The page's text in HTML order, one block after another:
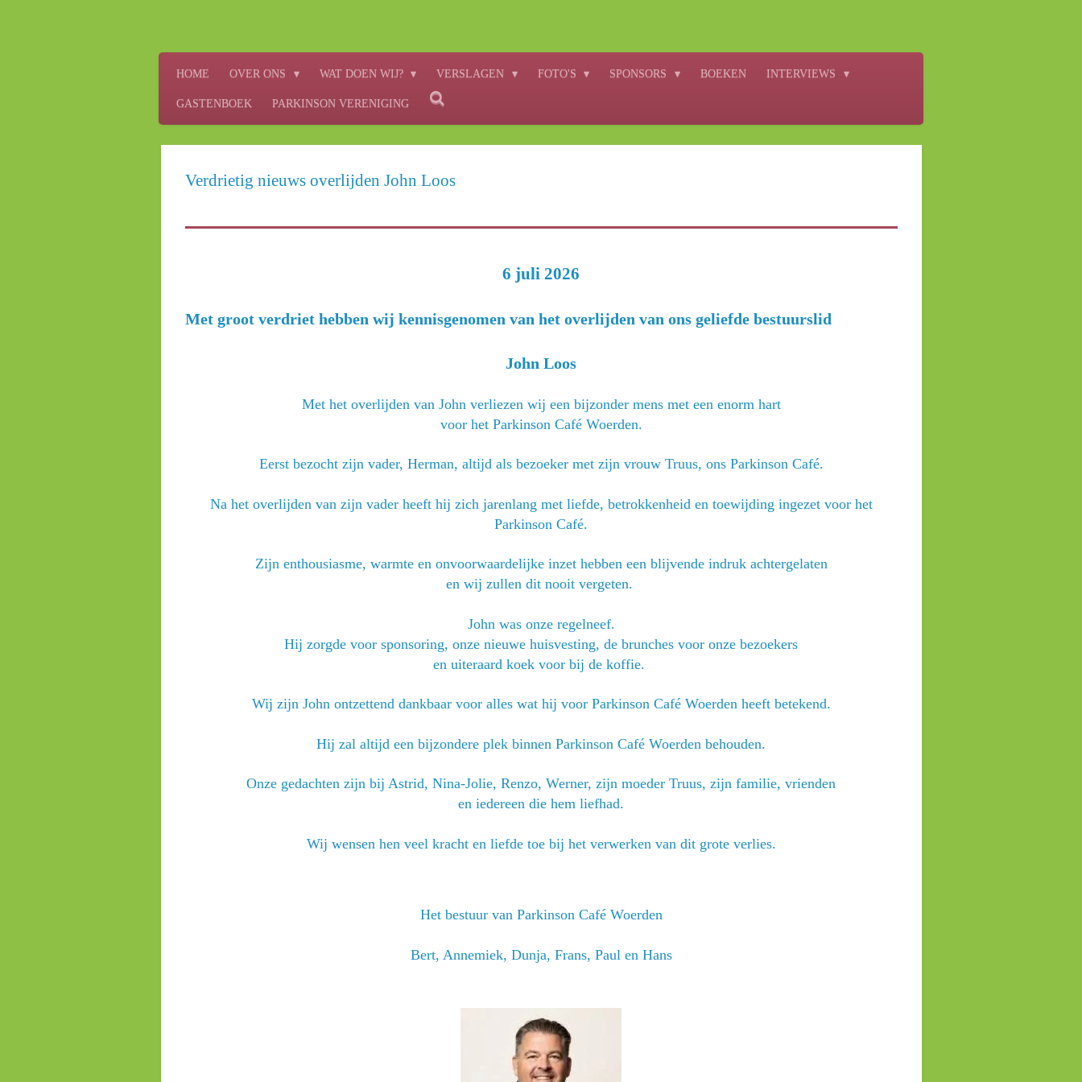
HOME OVER ONS WAT DOEN WIJ? VERSLAGEN FOTO'S SPONSORS BOEKEN INTERVIEWS
GASTENBOEK PARKINSON VERENIGING
Verdrietig nieuws overlijden John Loos
6 juli 2026
Met groot verdriet hebben wij kennisgenomen van het overlijden van ons geliefde bestuurslid
John Loos
Met het overlijden van John verliezen wij een bijzonder mens met een enorm hart
voor het Parkinson Café Woerden.
Eerst bezocht zijn vader, Herman, altijd als bezoeker met zijn vrouw Truus, ons Parkinson Café.
Na het overlijden van zijn vader heeft hij zich jarenlang met liefde, betrokkenheid en toewijding ingezet voor het
Parkinson Café.
Zijn enthousiasme, warmte en onvoorwaardelijke inzet hebben een blijvende indruk achtergelaten
en wij zullen dit nooit vergeten.
John was onze regelneef.
Hij zorgde voor sponsoring, onze nieuwe huisvesting, de brunches voor onze bezoekers
en uiteraard koek voor bij de koffie.
Wij zijn John ontzettend dankbaar voor alles wat hij voor Parkinson Café Woerden heeft betekend.
Hij zal altijd een bijzondere plek binnen Parkinson Café Woerden behouden.
Onze gedachten zijn bij Astrid, Nina-Jolie, Renzo, Werner, zijn moeder Truus, zijn familie, vrienden
en iedereen die hem liefhad.
Wij wensen hen veel kracht en liefde toe bij het verwerken van dit grote verlies.
Het bestuur van Parkinson Café Woerden
Bert, Annemiek, Dunja, Frans, Paul en Hans